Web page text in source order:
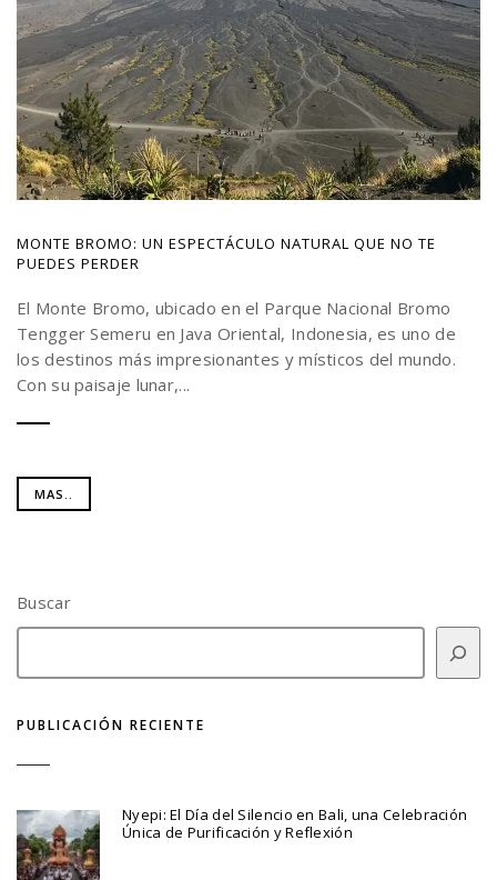
MONTE BROMO: UN ESPECTÁCULO NATURAL QUE NO TE
PUEDES PERDER
El Monte Bromo, ubicado en el Parque Nacional Bromo
Tengger Semeru en Java Oriental, Indonesia, es uno de
los destinos más impresionantes y místicos del mundo.
Con su paisaje lunar,...
MAS..
Buscar
PUBLICACIÓN RECIENTE
Nyepi: El Día del Silencio en Bali, una Celebración
Única de Purificación y Reflexión